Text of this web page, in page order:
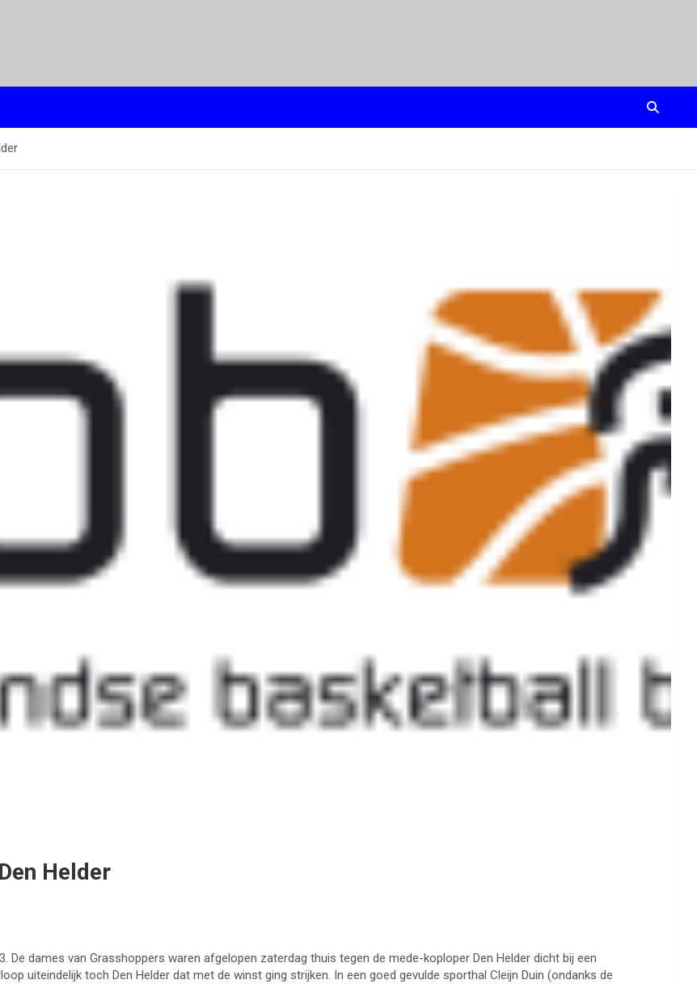
Helder
De dames van Grasshoppers waren afgelopen zaterdag thuis tegen de mede-koploper Den Helder dicht bij een
uiteindelijk toch Den Helder dat met de winst ging strijken. In een goed gevulde sporthal Cleijn Duin (ondanks de